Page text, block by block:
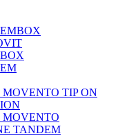
TIP ON
TANDEM